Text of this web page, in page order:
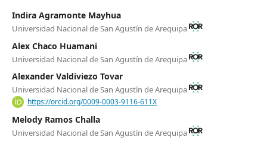
Indira Agramonte Mayhua
Universidad Nacional de San Agustín de Arequipa
Alex Chaco Huamani
Universidad Nacional de San Agustín de Arequipa
Alexander Valdiviezo Tovar
Universidad Nacional de San Agustín de Arequipa
https://orcid.org/0009-0003-9116-611X
Melody Ramos Challa
Universidad Nacional de San Agustín de Arequipa